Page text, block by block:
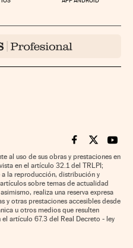
Cinco Días en
Cinco Días
Cinco
al uso de sus obras y prestaciones en
en el artículo 32.1 del TRLPI;
a la reproducción, distribución y
sobre temas de actualidad
realiza una reserva expresa
y otras prestaciones accesibles desde
u otros medios que resulten
artículo 67.3 del Real Decreto - ley